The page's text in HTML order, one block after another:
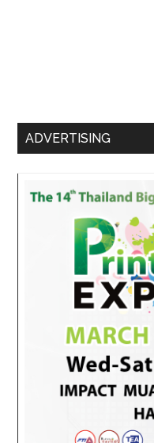
ADVERTISING